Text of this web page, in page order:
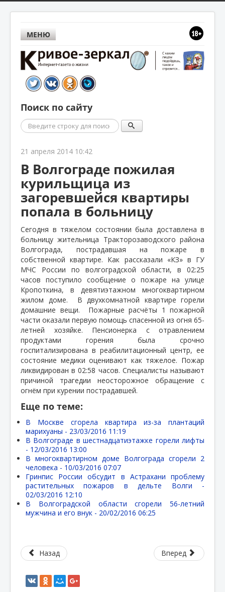
МЕНЮ
Поиск по сайту
Поиск
21 апреля 2014 10:42
В Волгограде пожилая
курильщица из
загоревшейся квартиры
попала в больницу
Сегодня в тяжелом состоянии была доставлена в
больницу жительница Тракторозаводского района
Волгограда, пострадавшая на пожаре в
собственной квартире. Как рассказали «КЗ» в ГУ
МЧС России по волгоградской области, в 02:25
часов поступило сообщение о пожаре на улице
Кропоткина, в девятиэтажном многоквартирном
жилом доме.
В двухкомнатной квартире горели
домашние вещи.
Пожарные расчёты 1 пожарной
части оказали первую помощь спасенной из огня 65-
летней хозяйке. Пенсионерка с отравлением
продуктами горения была срочно
госпитализирована в реабилитационный центр, ее
состояние медики оценивают как тяжелое. Пожар
ликвидирован в 02:58 часов. Специалисты называют
причиной трагедии неосторожное обращение с
огнём при курении пострадавшей.
Еще по теме:
В Москве сгорела квартира из-за плантаций
марихуаны - 23/03/2016 11:19
В Волгограде в шестнадцатиэтажке горели лифты
- 12/03/2016 13:00
В многоквартирном доме Волгограда сгорели 2
человека - 10/03/2016 07:07
Гринпис России обсудит в Астрахани проблему
растительных пожаров в дельте Волги -
02/03/2016 12:10
В Волгоградской области сгорели 56-летний
мужчина и его внук - 20/02/2016 06:25
Назад Вперед